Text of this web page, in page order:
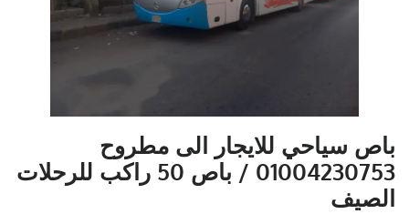
باص سياحي للايجار الى مطروح
01004230753 / باص 50 راكب للرحلات
الصيف